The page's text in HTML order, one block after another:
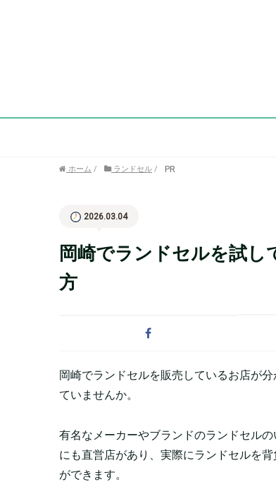
ホーム / ランドセル / PR
2026.03.04
岡崎でランドセルを試
方
岡崎でランドセルを販売しているお店が
ていませんか。
有名なメーカーやブランドのランドセル
にも直営店があり、実際にランドセルを背
ができます。